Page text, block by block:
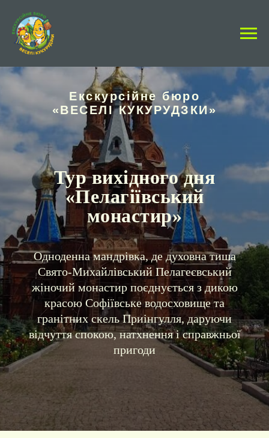
Екскурсійне бюро
«ВЕСЕЛІ КУКУРУДЗКИ»
Тур вихідного дня
«Пелагіївський
монастир»
Одноденна мандрівка, де духовна тиша
Свято-Михайлівський Пелагеєвський
жіночий монастир поєднується з дикою
красою Софіївське водосховище та
гранітних скель Приінгулля, даруючи
відчуття спокою, натхнення і справжньої
пригоди